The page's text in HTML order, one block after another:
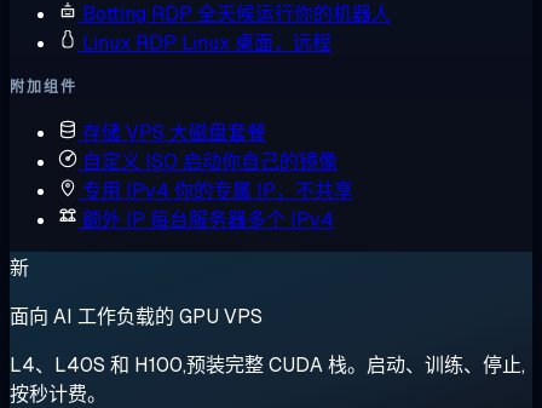
Botting RDP 全天候运行你的机器人
Linux RDP Linux 桌面，远程
附加组件
存储 VPS 大磁盘套餐
自定义 ISO 启动你自己的镜像
专用 IPv4 你的专属 IP，不共享
额外 IP 每台服务器多个 IPv4
新
面向 AI 工作负载的 GPU VPS
L4、L40S 和 H100,预装完整 CUDA 栈。启动、训练、停止,
按秒计费。